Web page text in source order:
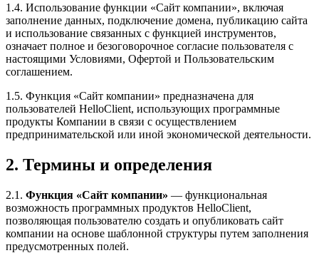
1.4. Использование функции «Сайт компании», включая
заполнение данных, подключение домена, публикацию сайта
и использование связанных с функцией инструментов,
означает полное и безоговорочное согласие пользователя с
настоящими Условиями, Офертой и Пользовательским
соглашением.
1.5. Функция «Сайт компании» предназначена для
пользователей HelloClient, использующих программные
продукты Компании в связи с осуществлением
предпринимательской или иной экономической деятельности.
2. Термины и определения
2.1. Функция «Сайт компании» — функциональная
возможность программных продуктов HelloClient,
позволяющая пользователю создать и опубликовать сайт
компании на основе шаблонной структуры путем заполнения
предусмотренных полей.